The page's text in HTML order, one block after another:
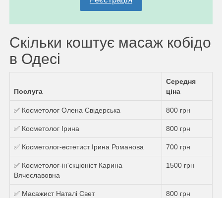
Скільки коштує масаж кобідо
в Одесі
Послуга
Середня
ціна
✅ Косметолог Олена Свiдерська 800 грн
✅ Косметолог Ірина 800 грн
✅ Косметолог-естетист Ірина Романова 700 грн
✅ Косметолог-ін'єкціоніст Карина
Вячеславовна
1500 грн
✅ Масажист Наталi Свет 800 грн